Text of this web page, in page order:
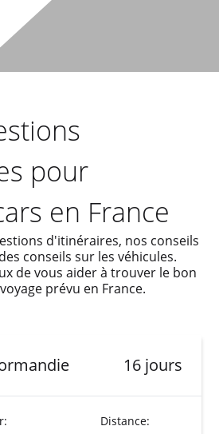
pour
en France
d'itinéraires, nos conseils
conseils sur les véhicules.
de vous aider à trouver le bon
prévu en France.
16 jours
Distance: